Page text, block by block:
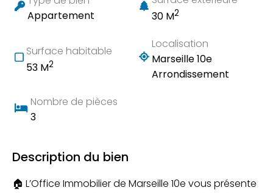
Appartement
30 M2
Surface habitable
53 M2
Localisation
Marseille 10e
Arrondissement
Nombre de pièces
3
Description du bien
🏠 L’Office Immobilier de Marseille 10e vous présente